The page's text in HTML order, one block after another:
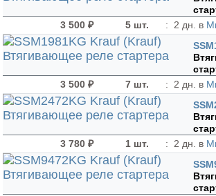
3 500 ₽
5 шт. : 2 дн. в
3 500 ₽
7 шт. : 2 дн. в
3 780 ₽
1 шт. : 2 дн. в